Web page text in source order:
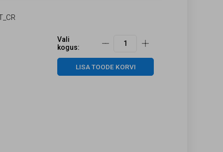
Vali
kogus:
LISA TOODE KORVI